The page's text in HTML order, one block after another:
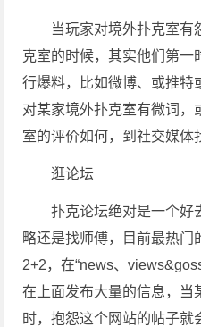
当玩家对境外扑克室有
克室的时候，其实他们第一
行爆料，比如微博、或推特
对某家境外扑克室有微词，
室的评价如何，到社交媒体
逛论坛
扑克论坛绝对是一个好
略还是找师傅，目前最热门
2+2，在“news、
在上面发布大量的信息，当
时，抱怨这个网站的帖子